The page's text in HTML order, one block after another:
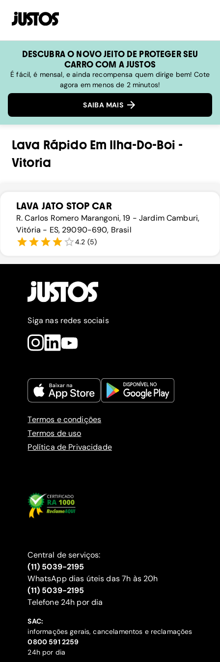
DESCUBRA O NOVO JEITO DE PROTEGER SEU
CARRO COM A JUSTOS
É fácil, é mensal, e ainda recompensa quem dirige bem! Cote
agora em menos de 2 minutos!
SAIBA MAIS
Lava RápidoEm Ilha-Do-Boi -
Vitoria
LAVA JATO STOP CAR
R. Carlos Romero Marangoni, 19 - Jardim Camburi,
Vitória - ES, 29090-690, Brasil
4.2 (5)
Siga nas redes sociais
Termos e condições
Termos de uso
Política de Privacidade
Central de serviços:
(11) 5039-2195
WhatsApp dias úteis das 7h às 20h
(11) 5039-2195
‍Telefone 24h por dia
SAC:
informações gerais, cancelamentos e reclamações
‍0800 591 2259
24h por dia